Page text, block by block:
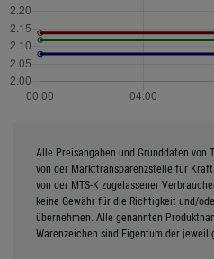
Alle Preisangaben und Grunddaten von
von der Markttransparenzstelle für
von der MTS-K zugelassener
keine Gewähr für die Richtigkeit und/
übernehmen. Alle genannten
Warenzeichen sind Eigentum der